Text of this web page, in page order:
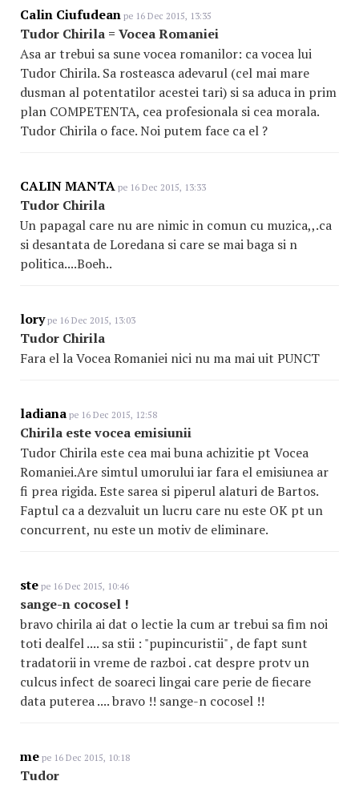
Calin Ciufudean pe 16 Dec 2015, 13:35
Tudor Chirila = Vocea Romaniei
Asa ar trebui sa sune vocea romanilor: ca vocea lui
Tudor Chirila. Sa rosteasca adevarul (cel mai mare
dusman al potentatilor acestei tari) si sa aduca in prim
plan COMPETENTA, cea profesionala si cea morala.
Tudor Chirila o face. Noi putem face ca el ?
CALIN MANTA pe 16 Dec 2015, 13:33
Tudor Chirila
Un papagal care nu are nimic in comun cu muzica,,.ca
si desantata de Loredana si care se mai baga si n
politica....Boeh..
lorype 16 Dec 2015, 13:03
Tudor Chirila
Fara el la Vocea Romaniei nici nu ma mai uit PUNCT
ladiana pe 16 Dec 2015, 12:58
Chirila este vocea emisiunii
Tudor Chirila este cea mai buna achizitie pt Vocea
Romaniei.Are simtul umorului iar fara el emisiunea ar
fi prea rigida. Este sarea si piperul alaturi de Bartos.
Faptul ca a dezvaluit un lucru care nu este OK pt un
concurrent, nu este un motiv de eliminare.
ste pe 16 Dec 2015, 10:46
sange-n cocosel !
bravo chirila ai dat o lectie la cum ar trebui sa fim noi
toti dealfel .... sa stii : "pupincuristii" , de fapt sunt
tradatorii in vreme de razboi . cat despre protv un
culcus infect de soareci lingai care perie de fiecare
data puterea .... bravo !! sange-n cocosel !!
me pe 16 Dec 2015, 10:18
Tudor